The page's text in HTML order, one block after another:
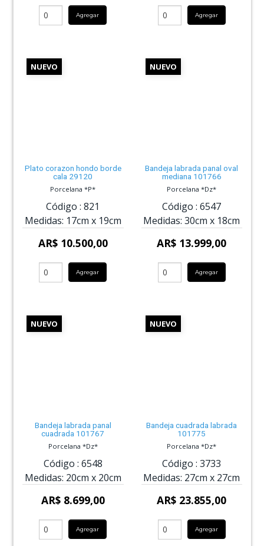
Agregar Agregar
NUEVO
Plato corazon hondo borde
cala 29120
Porcelana *P*
Código : 821
Medidas: 17cm x 19cm
AR$ 10.500,00
Agregar
NUEVO
Bandeja labrada panal oval
mediana 101766
Porcelana *Dz*
Código : 6547
Medidas: 30cm x 18cm
AR$ 13.999,00
Agregar
NUEVO
Bandeja labrada panal
cuadrada 101767
Porcelana *Dz*
Código : 6548
Medidas: 20cm x 20cm
AR$ 8.699,00
Agregar
NUEVO
Bandeja cuadrada labrada
101775
Porcelana *Dz*
Código : 3733
Medidas: 27cm x 27cm
AR$ 23.855,00
Agregar